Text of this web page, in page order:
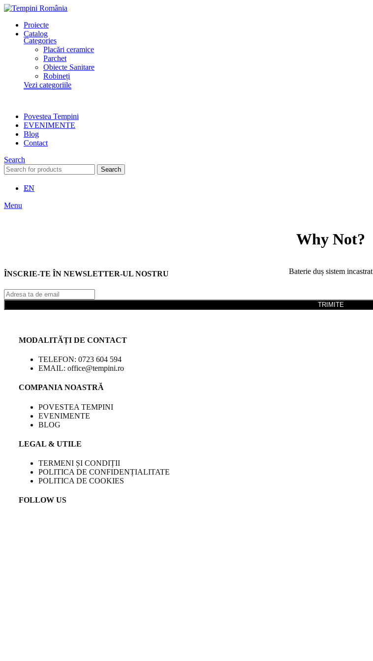
Proiecte
Catalog
Categories
Placări ceramice
Parchet
Obiecte Sanitare
Robineți
Vezi categoriile
Povestea Tempini
EVENIMENTE
Blog
Contact
Search
Search
EN
Menu
Why Not?
Baterie duș sistem incastrat
ÎNSCRIE-TE ÎN NEWSLETTER-UL NOSTRU
TRIMITE
MODALITĂȚI DE CONTACT
TELEFON: 0723 604 594
EMAIL: office@tempini.ro
COMPANIA NOASTRĂ
POVESTEA TEMPINI
EVENIMENTE
BLOG
LEGAL & UTILE
TERMENI ȘI CONDIȚII
POLITICA DE CONFIDENȚIALITATE
POLITICA DE COOKIES
FOLLOW US